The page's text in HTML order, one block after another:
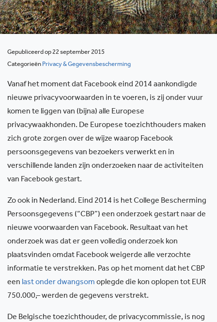
Gepubliceerd op 22 september 2015
Categorieën Privacy & Gegevensbescherming
Vanaf het moment dat Facebook eind 2014 aankondigde
nieuwe privacyvoorwaarden in te voeren, is zij onder vuur
komen te liggen van (bijna) alle Europese
privacywaakhonden. De Europese toezichthouders maken
zich grote zorgen over de wijze waarop Facebook
persoonsgegevens van bezoekers verwerkt en in
verschillende landen zijn onderzoeken naar de activiteiten
van Facebook gestart.
Zo ook in Nederland. Eind 2014 is het College Bescherming
Persoonsgegevens (“CBP”) een onderzoek gestart naar de
nieuwe voorwaarden van Facebook. Resultaat van het
onderzoek was dat er geen volledig onderzoek kon
plaatsvinden omdat Facebook weigerde alle verzochte
informatie te verstrekken. Pas op het moment dat het CBP
een last onder dwangsom oplegde die kon oplopen tot EUR
750.000,– werden de gegevens verstrekt.
De Belgische toezichthouder, de privacycommissie, is nog